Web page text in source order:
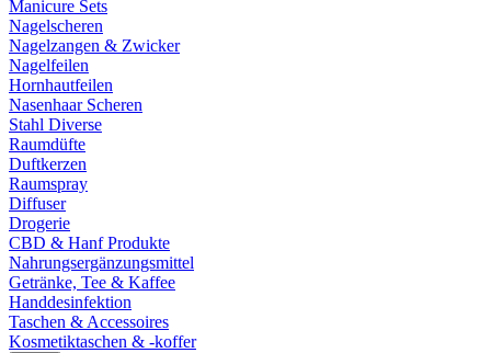
Manicure Sets
Nagelscheren
Nagelzangen & Zwicker
Nagelfeilen
Hornhautfeilen
Nasenhaar Scheren
Stahl Diverse
Raumdüfte
Duftkerzen
Raumspray
Diffuser
Drogerie
CBD & Hanf Produkte
Nahrungsergänzungsmittel
Getränke, Tee & Kaffee
Handdesinfektion
Taschen & Accessoires
Kosmetiktaschen & -koffer